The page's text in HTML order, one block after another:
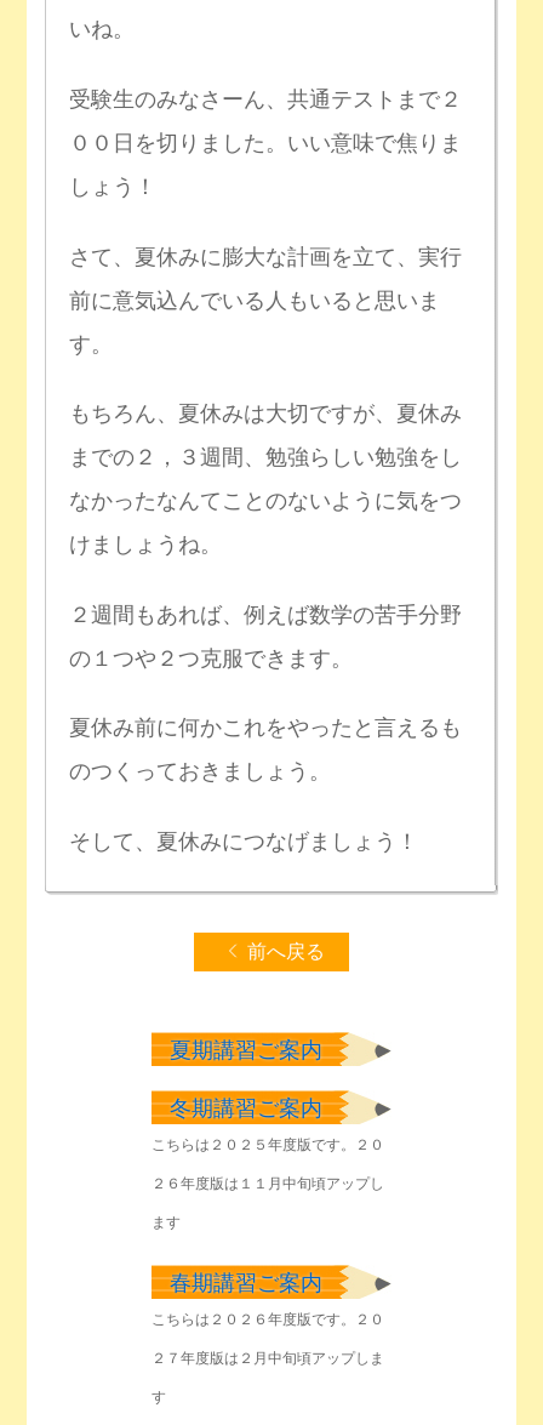
いね。
受験生のみなさーん、共通テストまで２
００日を切りました。いい意味で焦りま
しょう！
さて、夏休みに膨大な計画を立て、実行
前に意気込んでいる人もいると思いま
す。
もちろん、夏休みは大切ですが、夏休み
までの２，３週間、勉強らしい勉強をし
なかったなんてことのないように気をつ
けましょうね。
２週間もあれば、例えば数学の苦手分野
の１つや２つ克服できます。
夏休み前に何かこれをやったと言えるも
のつくっておきましょう。
そして、夏休みにつなげましょう！
前へ戻る
夏期講習ご案内
冬期講習ご案内
こちらは２０２５年度版です。２０
２６年度版は１１月中旬頃アップし
ます
春期講習ご案内
こちらは２０２６年度版です。２０
２７年度版は２月中旬頃アップしま
す